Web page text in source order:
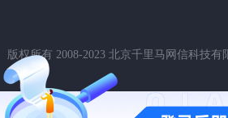
版权所有 2008-2023 北京千里马网信科技有